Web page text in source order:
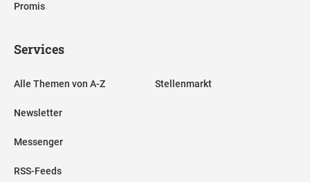
Promis
Services
Alle Themen von A-Z
Newsletter
Messenger
RSS-Feeds
Stellenmarkt